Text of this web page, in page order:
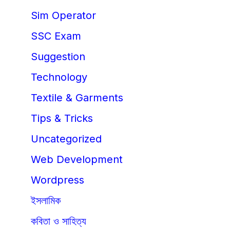
Sim Operator
SSC Exam
Suggestion
Technology
Textile & Garments
Tips & Tricks
Uncategorized
Web Development
Wordpress
ইসলামিক
কবিতা ও সাহিত্য